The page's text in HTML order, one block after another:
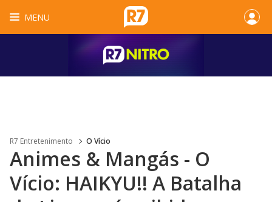
MENU
R7 Entretenimento O Vício
Animes & Mangás - O
Vício: HAIKYU!! A Batalha